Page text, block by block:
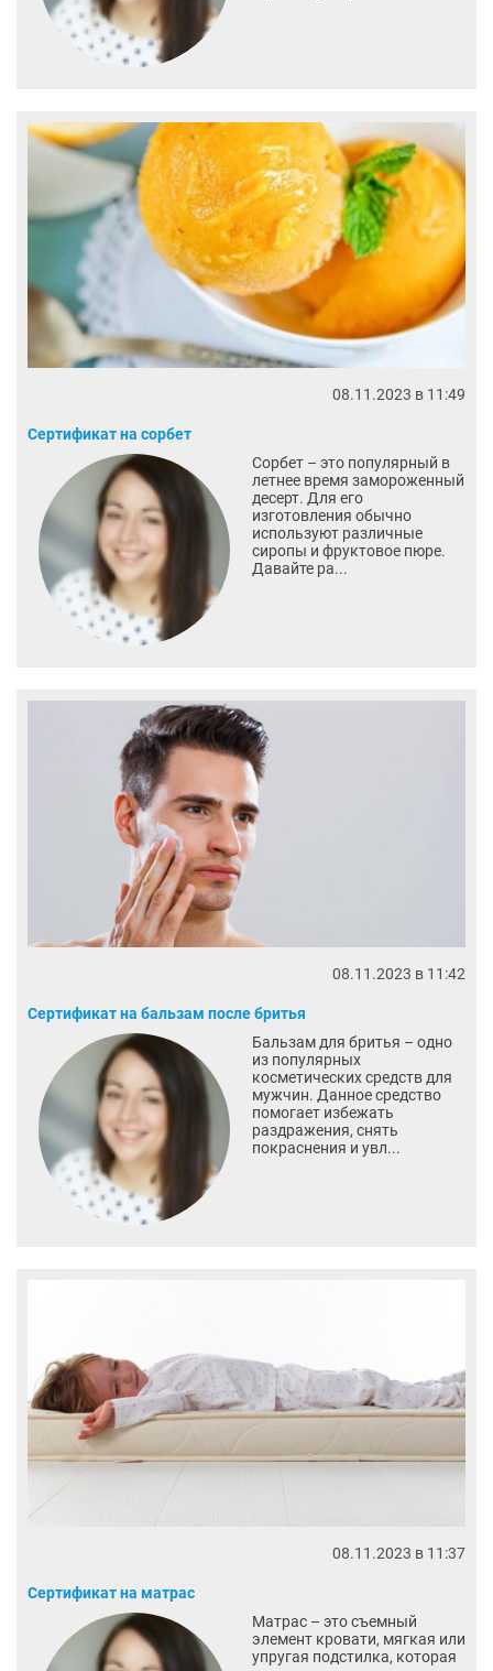
08.11.2023 в 11:49
Сертификат на сорбет
Сорбет – это популярный в
летнее время замороженный
десерт. Для его
изготовления обычно
используют различные
сиропы и фруктовое пюре.
Давайте ра...
08.11.2023 в 11:42
Сертификат на бальзам после бритья
Бальзам для бритья – одно
из популярных
косметических средств для
мужчин. Данное средство
помогает избежать
раздражения, снять
покраснения и увл...
08.11.2023 в 11:37
Сертификат на матрас
Матрас – это съемный
элемент кровати, мягкая или
упругая подстилка, которая